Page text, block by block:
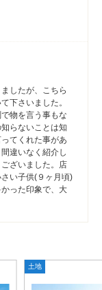
したが、こちら
下さいました。
物を言う事もな
らないことは知
てくれた事があ
違いなく紹介し
ざいました。店
い子供(９ヶ月頃)
った印象で、大
土地